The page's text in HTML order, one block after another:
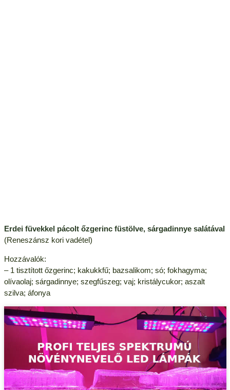
Erdei füvekkel pácolt őzgerinc füstölve, sárgadinnye salátával
(Reneszánsz kori vadétel)
Hozzávalók:
– 1 tisztított őzgerinc; kakukkfű; bazsalikom; só; fokhagyma;
olívaolaj; sárgadinnye; szegfűszeg; vaj; kristálycukor; aszalt
szilva; áfonya